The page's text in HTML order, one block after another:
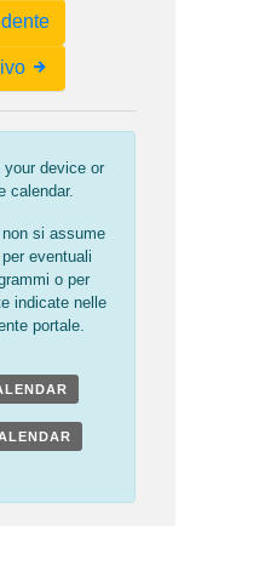
device or
calendar.
si assume
eventuali
o per
indicate nelle
portale.